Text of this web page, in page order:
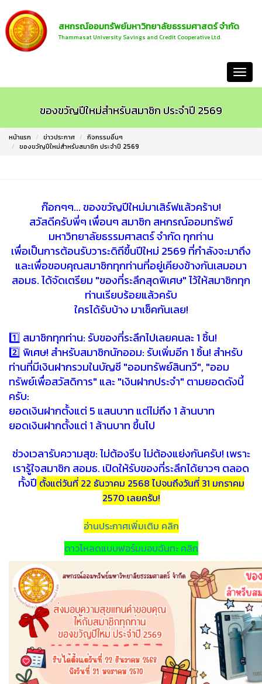
สหกรณ์ออมทรัพย์มหาวิทยาลัยธรรมศาสตร์ จำกัด
Thammasat University Savings and Credit Cooperative Ltd.
ของขวัญปีใหม่สำหรับสมาชิก ประจำปี 2569
หน้าแรก ข่าวประกาศ
กิจกรรมอื่นๆ
ของขวัญปีใหม่สำหรับสมาชิก ประจำปี 2569
ก๊อกๆๆ... ของขวัญปีใหม่มาเสิร์ฟแล้วคร้าบ!
สวัสดีครับพี่ๆ เพื่อนๆ สมาชิก สหกรณ์ออมทรัพย์
มหาวิทยาลัยธรรมศาสตร์ จำกัด ทุกท่าน
เพื่อเป็นการต้อนรับวาระดิถีขึ้นปีใหม่ 2569 ที่กำลังจะมาถึง
และเพื่อขอบคุณสมาชิกทุกท่านที่อยู่เคียงข้างกันเสมอมา
สอมธ. ได้จัดเตรียม "ของที่ระลึกสุดพิเศษ" ไว้ให้สมาชิกทุก
ท่านเรียบร้อยแล้วครับ
ใครได้รับบ้าง มาเช็คกันเลย!
1️⃣ สมาชิกทุกท่าน: รับของที่ระลึกไปเลยคนละ 1 ชิ้น!
2️⃣ พิเศษ! สำหรับสมาชิกนักออม: รับเพิ่มอีก 1 ชิ้น! สำหรับ
ท่านที่มีเงินฝากรวมในบัญชี "ออมทรัพย์สินทวี", "ออม
ทรัพย์เพื่อสวัสดิการ" และ "เงินฝากประจำ" ตามยอดดังนี้
ครับ:
ยอดเงินฝากตั้งแต่ 5 แสนบาท แต่ไม่ถึง 1 ล้านบาท
ยอดเงินฝากตั้งแต่ 1 ล้านบาท ขึ้นไป
ช่วงเวลารับความสุข: ไม่ต้องรีบ ไม่ต้องแย่งกันครับ! เพราะ
เรารู้ใจสมาชิก สอมธ. เปิดให้รับของที่ระลึกได้ยาวๆ ตลอด
ทั้งปี ตั้งแต่วันที่ 22 ธันวาคม 2568 ไปจนถึงวันที่ 31 มกราคม
2570 เลยครับ!
อ่านประกาศเพิ่มเติม คลิก
ดาวโหลดแบบฟอร์มมอบฉันทะ คลิก